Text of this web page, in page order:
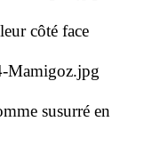
côté face
susurré en